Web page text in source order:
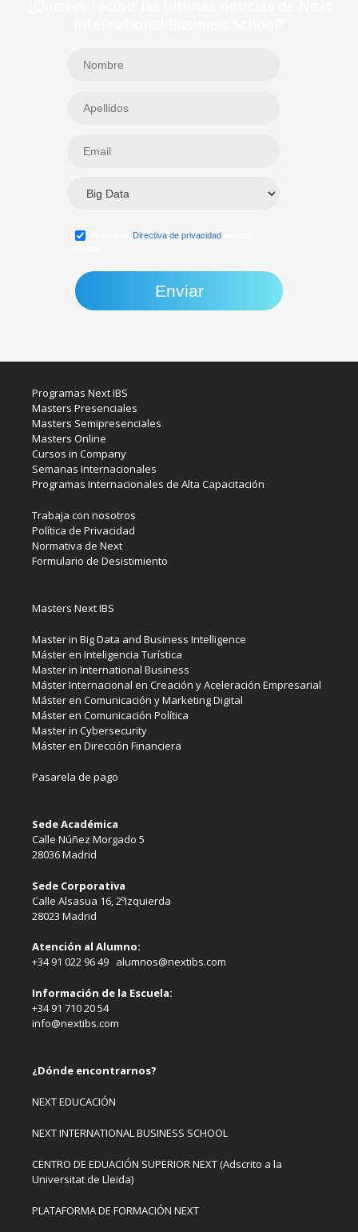
Directiva de privacidad
Programas Next IBS
Masters Presenciales
Masters Semipresenciales
Masters Online
Cursos in Company
Semanas Internacionales
Programas Internacionales de Alta Capacitación
Trabaja con nosotros
Política de Privacidad
Normativa de Next
Formulario de Desistimiento
Masters Next IBS
Master in Big Data and Business Intelligence
Máster en Inteligencia Turística
Master in International Business
Máster Internacional en Creación y Aceleración Empresarial
Máster en Comunicación y Marketing Digital
Máster en Comunicación Política
Master in Cybersecurity
Máster en Dirección Financiera
Pasarela de pago
Sede Académica
Calle Núñez Morgado 5
28036 Madrid
Sede Corporativa
Calle Alsasua 16, 2ºIzquierda
28023 Madrid
Atención al Alumno:
+34 91 022 96 49 alumnos@nextibs.com
Información de la Escuela:
+34 91 710 20 54
info@nextibs.com
¿Dónde encontrarnos?
NEXT EDUCACIÓN
NEXT INTERNATIONAL BUSINESS SCHOOL
CENTRO DE EDUACIÓN SUPERIOR NEXT (Adscrito a la
Universitat de Lleida)
PLATAFORMA DE FORMACIÓN NEXT